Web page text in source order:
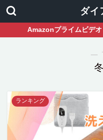
ダイ
Amazonプライムビデ
―
ランキング